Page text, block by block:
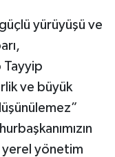
yürüyüşü ve
Tayyip
ve büyük
yerel yönetim